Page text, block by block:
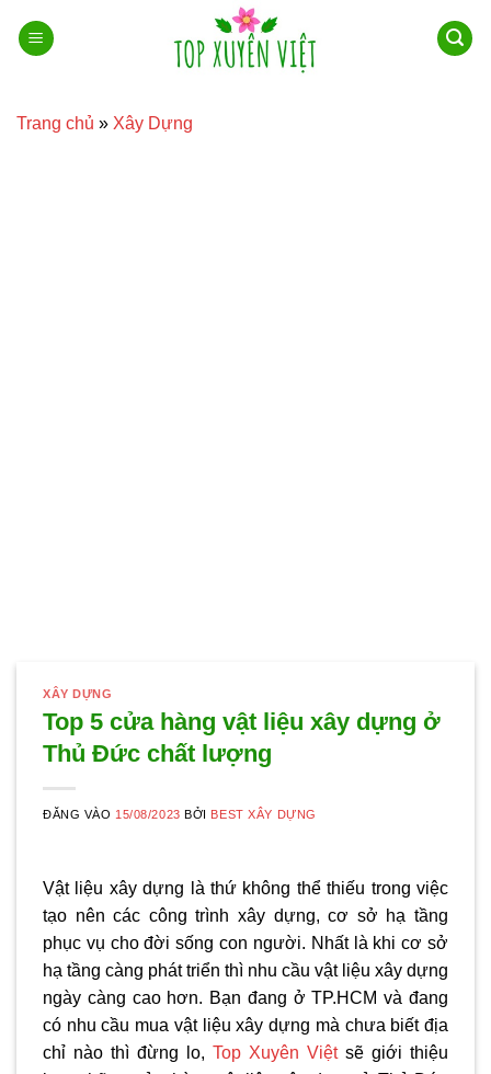
qua
Trang chủ » Xây Dựng
XÂY DỰNG
Top 5 cửa hàng vật liệu xây dựng ở
Thủ Đức chất lượng
ĐĂNG VÀO 15/08/2023 BỞI BEST XÂY DỰNG
Vật liệu xây dựng là thứ không thể thiếu trong việc
tạo nên các công trình xây dựng, cơ sở hạ tầng
phục vụ cho đời sống con người. Nhất là khi cơ sở
hạ tầng càng phát triển thì nhu cầu vật liệu xây dựng
ngày càng cao hơn. Bạn đang ở TP.HCM và đang
có nhu cầu mua vật liệu xây dựng mà chưa biết địa
chỉ nào thì đừng lo, Top Xuyên Việtsẽ giới thiệu